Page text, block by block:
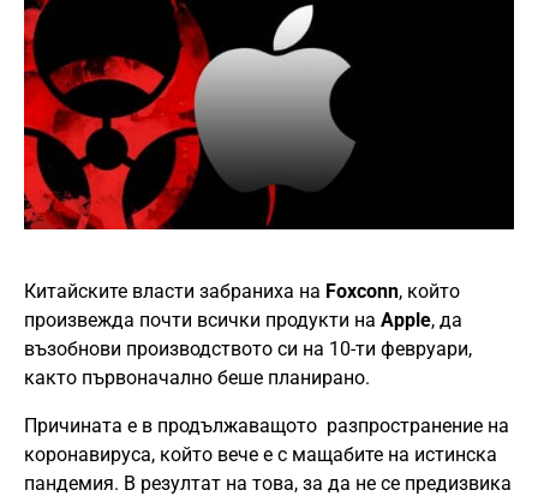
Китайските власти забраниха на Foxconn, който
произвежда почти всички продукти на Apple, да
възобнови производството си на 10-ти февруари,
както първоначално беше планирано.
Причината е в продължаващото разпространение на
коронавируса, който вече е с мащабите на истинска
пандемия. В резултат на това, за да не се предизвика